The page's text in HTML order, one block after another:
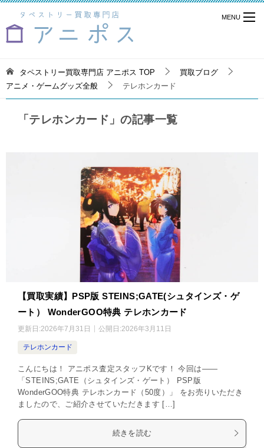
タペストリー買取専門店 アニポス TOP
買取ブログ
アニメ・ゲームグッズ全般
テレホンカード
「テレホンカード」の記事一覧
【買取実績】PSP版 STEINS;GATE(シュタインズ・ゲ
ート） WonderGOO特典 テレホンカード
更新日:2026年7月31日 公開日:2026年3月11日
テレホンカード
こんにちは！ アニポス査定スタッフKです！ 今回は――
「STEINS;GATE（シュタインズ・ゲート） PSP版
WonderGOO特典 テレホンカード（50度）」 をお売りいただき
ましたので、ご紹介させていただきます […]
続きを読む